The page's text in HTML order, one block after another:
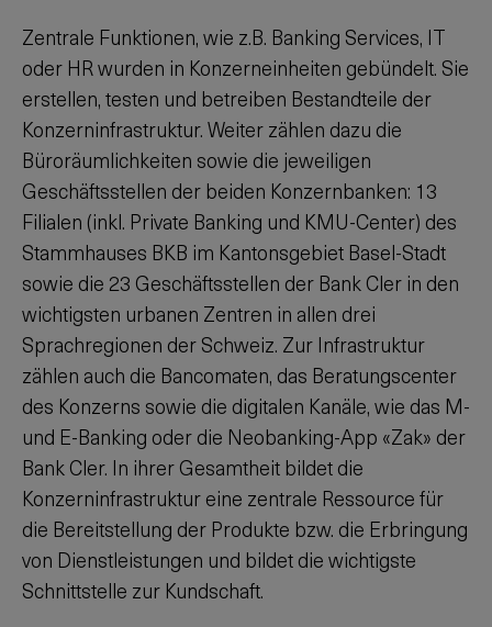
Zentrale Funktionen, wie z.B. Banking Services, IT
oder HR wurden in Konzerneinheiten gebündelt. Sie
erstellen, testen und betreiben Bestandteile der
Konzerninfrastruktur. Weiter zählen dazu die
Büroräumlichkeiten sowie die jeweiligen
Geschäftsstellen der beiden Konzernbanken: 13
Filialen (inkl. Private Banking und KMU-Center) des
Stammhauses BKB im Kantonsgebiet Basel-Stadt
sowie die 23 Geschäftsstellen der Bank Cler in den
wichtigsten urbanen Zentren in allen drei
Sprachregionen der Schweiz. Zur Infrastruktur
zählen auch die Bancomaten, das Beratungscenter
des Konzerns sowie die digitalen Kanäle, wie das M-
und E-Banking oder die Neobanking-App «Zak» der
Bank Cler. In ihrer Gesamtheit bildet die
Konzerninfrastruktur eine zentrale Ressource für
die Bereitstellung der Produkte bzw. die Erbringung
von Dienstleistungen und bildet die wichtigste
Schnittstelle zur Kundschaft.